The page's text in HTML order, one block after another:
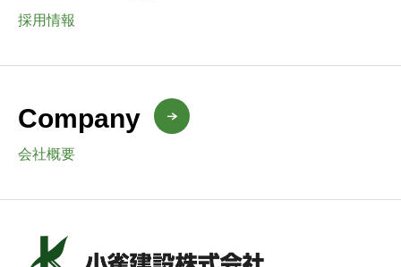
採用情報
Company
会社概要